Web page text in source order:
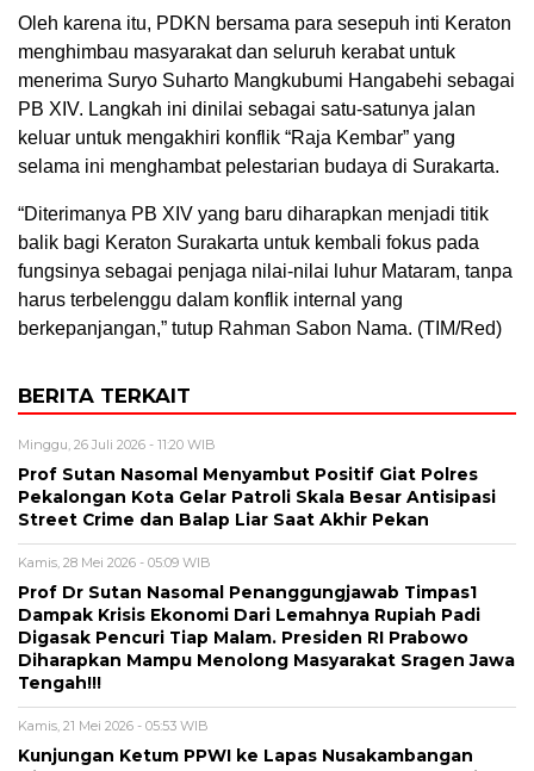
Oleh karena itu, PDKN bersama para sesepuh inti Keraton
menghimbau masyarakat dan seluruh kerabat untuk
menerima Suryo Suharto Mangkubumi Hangabehi sebagai
PB XIV. Langkah ini dinilai sebagai satu-satunya jalan
keluar untuk mengakhiri konflik “Raja Kembar” yang
selama ini menghambat pelestarian budaya di Surakarta.
“Diterimanya PB XIV yang baru diharapkan menjadi titik
balik bagi Keraton Surakarta untuk kembali fokus pada
fungsinya sebagai penjaga nilai-nilai luhur Mataram, tanpa
harus terbelenggu dalam konflik internal yang
berkepanjangan,” tutup Rahman Sabon Nama. (TIM/Red)
BERITA TERKAIT
Minggu, 26 Juli 2026 - 11:20 WIB
Prof Sutan Nasomal Menyambut Positif Giat Polres
Pekalongan Kota Gelar Patroli Skala Besar Antisipasi
Street Crime dan Balap Liar Saat Akhir Pekan
Kamis, 28 Mei 2026 - 05:09 WIB
Prof Dr Sutan Nasomal Penanggungjawab Timpas1
Dampak Krisis Ekonomi Dari Lemahnya Rupiah Padi
Digasak Pencuri Tiap Malam. Presiden RI Prabowo
Diharapkan Mampu Menolong Masyarakat Sragen Jawa
Tengah!!!
Kamis, 21 Mei 2026 - 05:53 WIB
Kunjungan Ketum PPWI ke Lapas Nusakambangan